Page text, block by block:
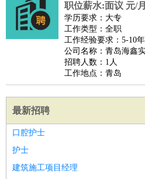
职位薪水:面议 元/月
学历要求：大专
工作类型：全职
工作经验要求：5-10年
公司名称：青岛海鑫
招聘人数：1人
工作地点：青岛
最新招聘
口腔护士
护士
建筑施工项目经理